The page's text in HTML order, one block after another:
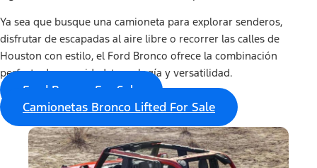
Ya sea que busque una camioneta para explorar senderos,
disfrutar de escapadas al aire libre o recorrer las calles de
Houston con estilo, el Ford Bronco ofrece la combinación
perfecta de capacidad, tecnología y versatilidad.
Ford Bronco For Sale
Camionetas Bronco Lifted For Sale